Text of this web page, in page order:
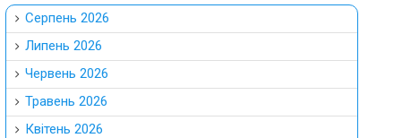
Серпень 2026
Липень 2026
Червень 2026
Травень 2026
Квітень 2026